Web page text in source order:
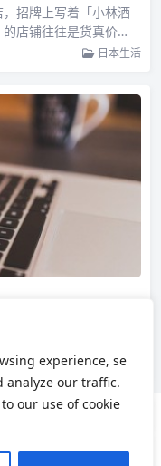
experience, se
analyze our traffic.
our use of cookie
招牌上写着「小林酒
店铺往往是货真价…
日本生活
频，主题是《如何在
日语学习